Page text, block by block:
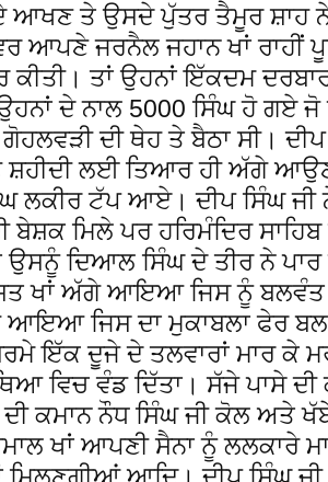
ਆਖਣ ਤੇ ਉਸਦੇ ਪੁੱਤਰ ਤੈਮੂਰ ਸ਼ਾਹ ਨੇ
ਆਪਣੇ ਜਰਨੈਲ ਜਹਾਨ ਖਾਂ ਰਾਹੀਂ
ਕੀਤੀ। ਤਾਂ ਉਹਨਾਂ ਇੱਕਦਮ
ਦੇ ਨਾਲ 5000 ਸਿੰਘ ਹੋ ਗਏ
ਦੀ ਥੇਹ ਤੇ ਬੈਠਾ ਸੀ।
ਸ਼ਹੀਦੀ ਲਈ ਤਿਆਰ ਹੀ ਅੱਗੇ
ਲਕੀਰ ਟੱਪ ਆਏ। ਦੀਪ ਸਿੰਘ ਜੀ
ਬੇਸ਼ਕ ਮਿਲੇ ਪਰ ਹਰਿਮੰਦਿਰ
ਦਿਆਲ ਸਿੰਘ ਦੇ ਤੀਰ ਨੇ
ਖਾਂ ਅੱਗੇ ਆਇਆ ਜਿਸ ਨੂੰ ਬਲਵੰਤ
ਜਿਸ ਦਾ ਮੁਕਾਬਲਾ ਫੇਰ
ਇੱਕ ਦੂਜੇ ਦੇ ਤਲਵਾਰਾਂ ਮਾਰ ਕੇ ਮਰ
ਵਿਚ ਵੰਡ ਦਿੱਤਾ। ਸੱਜੇ ਪਾਸੇ
ਕਮਾਨ ਨੌਧ ਸਿੰਘ ਜੀ ਕੋਲ ਅਤੇ
ਖਾਂ ਆਪਣੀ ਸੈਨਾ ਨੂੰ ਲਲਕਾਰੇ
ਮਿਲਣਗੀਆਂ ਆਦਿ। ਦੀਪ ਸਿੰਘ